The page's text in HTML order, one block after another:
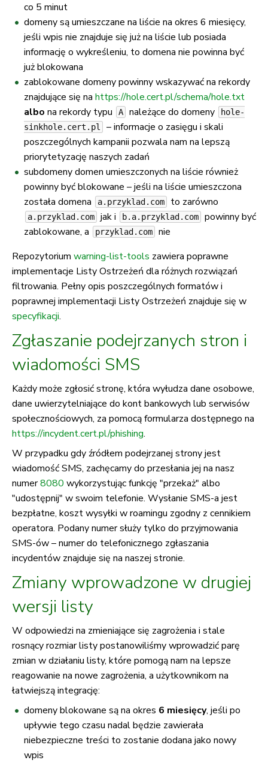
co 5 minut
domeny są umieszczane na liście na okres 6 miesięcy,
jeśli wpis nie znajduje się już na liście lub posiada
informację o wykreśleniu, to domena nie powinna być
już blokowana
zablokowane domeny powinny wskazywać na rekordy
znajdujące się na https://hole.cert.pl/schema/hole.txt
albo na rekordy typu A należące do domeny
hole-
sinkhole.cert.pl
– informacje o zasięgu i skali
poszczególnych kampanii pozwala nam na lepszą
priorytetyzację naszych zadań
subdomeny domen umieszczonych na liście również
powinny być blokowane – jeśli na liście umieszczona
została domena
a.przyklad.com to zarówno
a.przyklad.com jak i b.a.przyklad.com
powinny być
zablokowane, a
przyklad.com
nie
Repozytorium warning-list-tools zawiera poprawne
implementacje Listy Ostrzeżeń dla różnych rozwiązań
filtrowania. Pełny opis poszczególnych formatów i
poprawnej implementacji Listy Ostrzeżeń znajduje się w
specyfikacji.
Zgłaszanie podejrzanych stron i
wiadomości SMS
Każdy może zgłosić stronę, która wyłudza dane osobowe,
dane uwierzytelniające do kont bankowych lub serwisów
społecznościowych, za pomocą formularza dostępnego na
https://incydent.cert.pl/phishing.
W przypadku gdy źródłem podejrzanej strony jest
wiadomość SMS, zachęcamy do przesłania jej na nasz
numer8080 wykorzystując funkcję "przekaż" albo
"udostępnij" w swoim telefonie. Wysłanie SMS-a jest
bezpłatne, koszt wysyłki w roamingu zgodny z cennikiem
operatora. Podany numer służy tylko do przyjmowania
SMS-ów – numer do telefonicznego zgłaszania
incydentów znajduje się na naszej stronie.
Zmiany wprowadzone w drugiej
wersji listy
W odpowiedzi na zmieniające się zagrożenia i stale
rosnący rozmiar listy postanowiliśmy wprowadzić parę
zmian w działaniu listy, które pomogą nam na lepsze
reagowanie na nowe zagrożenia, a użytkownikom na
łatwiejszą integrację:
domeny blokowane są na okres 6 miesięcy, jeśli po
upływie tego czasu nadal będzie zawierała
niebezpieczne treści to zostanie dodana jako nowy
wpis